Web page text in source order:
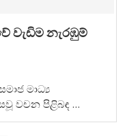
වැඩිම නැරඹුම්
මාධ්‍ය
වචන පිළිබඳ …